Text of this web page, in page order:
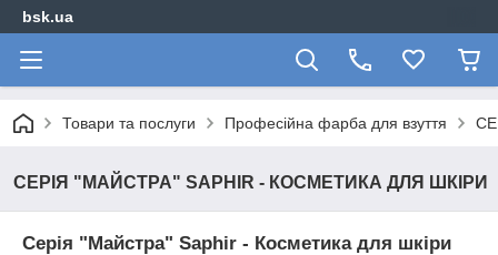
bsk.ua
Товари та послуги Професійна фарба для взуття
СЕРІЯ "МАЙСТРА" SAPHIR - КОСМЕТИКА ДЛЯ ШКІРИ
Серія "Майстра" Saphir - Косметика для шкіри